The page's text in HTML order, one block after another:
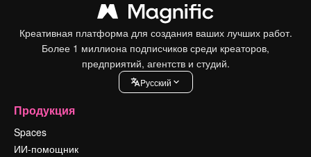
Креативная платформа для создания ваших лучших работ.
Более 1 миллиона подписчиков среди креаторов,
предприятий, агентств и студий.
Pусский
Продукция
Spaces
ИИ-помощник